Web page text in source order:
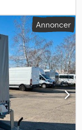
500 mm, A41
kasseanhænger
P-Box, første
kg, med
Forbehold for fejl og
Annoncer